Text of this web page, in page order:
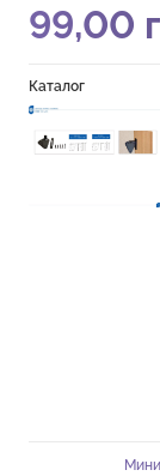
99,00
Каталог